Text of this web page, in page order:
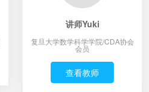
讲师Yuki
复旦大学数学科学学院/CDA协会
会员
查看教师